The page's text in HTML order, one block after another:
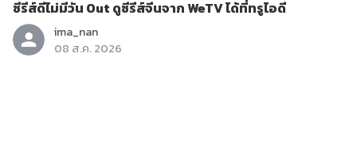
ซีรีส์ดีไม่มีวัน Out ดูซีรีส์จีนจาก WeTV ได้ที่ทรูไอดี
ima_nan
08 ส.ค. 2026